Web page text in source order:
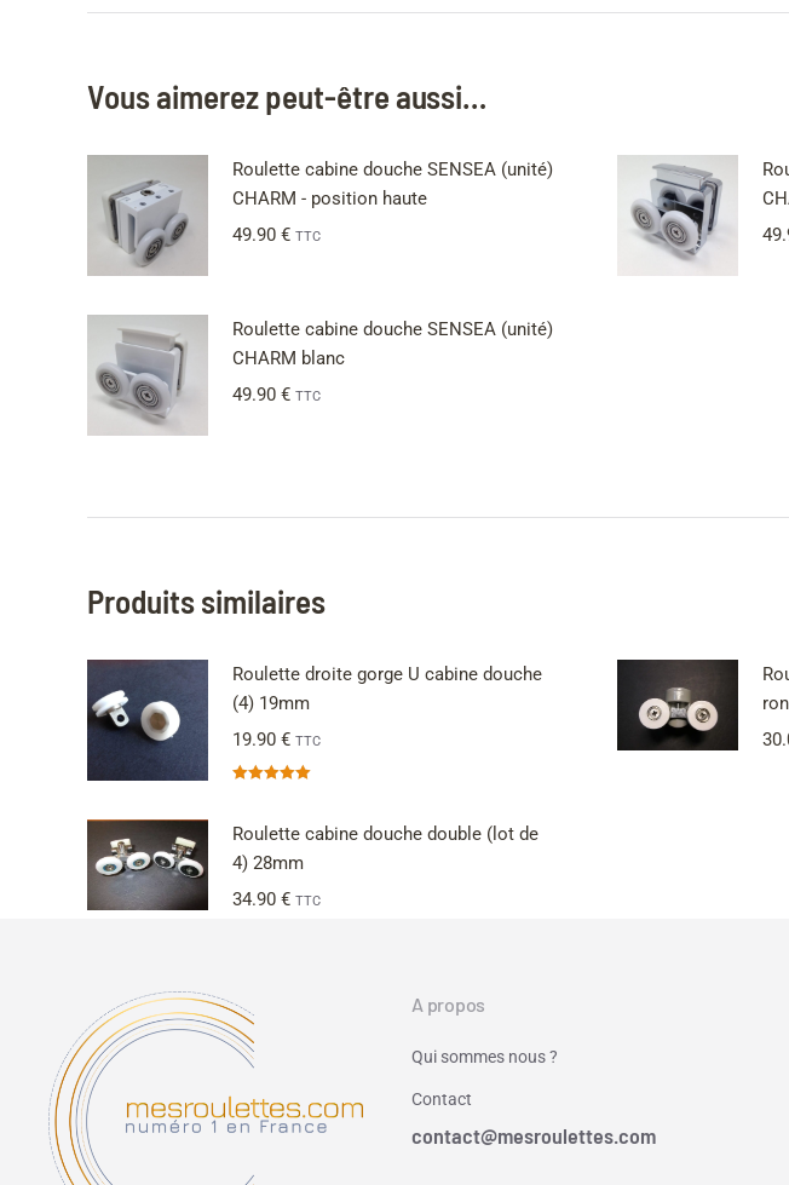
Vous aimerez peut-être aussi…
Roulette cabine douche SENSEA (unité)
CHARM - position haute
49.90 € TTC
Roulette cabine douche SENSEA (unité)
CHARM blanc
49.90 € TTC
Produits similaires
Roulette droite gorge U cabine douche
(4) 19mm
19.90 € TTC
Roulette cabine douche double (lot de
4) 28mm
34.90 € TTC
A propos
Qui sommes nous ?
Contact
contact@mesroulettes.com